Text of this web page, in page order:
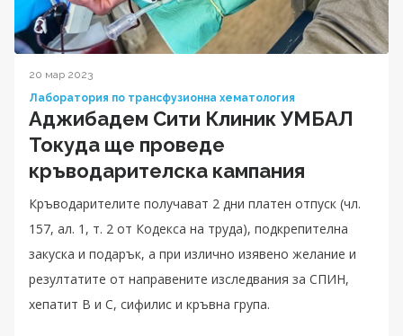
20 мар 2023
Лаборатория по трансфузионна хематология
Аджибадем Сити Клиник УМБАЛ
Токуда ще проведе
кръводарителска кампания
Кръводарителите получават 2 дни платен отпуск (чл.
157, ал. 1, т. 2 от Кодекса на труда), подкрепителна
закуска и подарък, а при излично изявено желание и
резултатите от направените изследвания за СПИН,
хепатит В и С, сифилис и кръвна група.